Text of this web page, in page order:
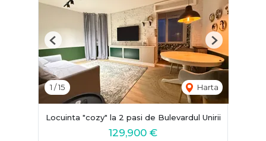
1 /15 Harta
Previous Next
Locuinta "cozy" la 2 pasi de Bulevardul Unirii
129,900 €